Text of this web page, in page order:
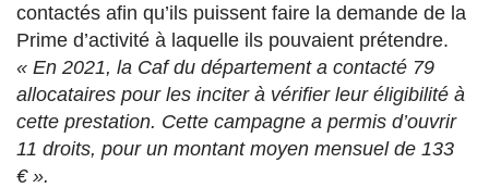
contactés afin qu’ils puissent faire la demande de la
Prime d’activité à laquelle ils pouvaient prétendre.
« En 2021, la Caf du département a contacté 79
allocataires pour les inciter à vérifier leur éligibilité à
cette prestation. Cette campagne a permis d’ouvrir
11 droits, pour un montant moyen mensuel de 133
€ ».